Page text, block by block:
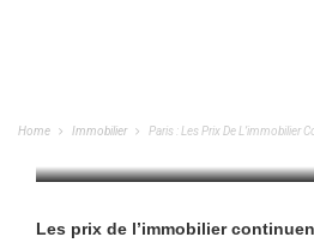
Home Immobilier Paris : Les Prix De L’immobilier
Les prix de l’immobilier